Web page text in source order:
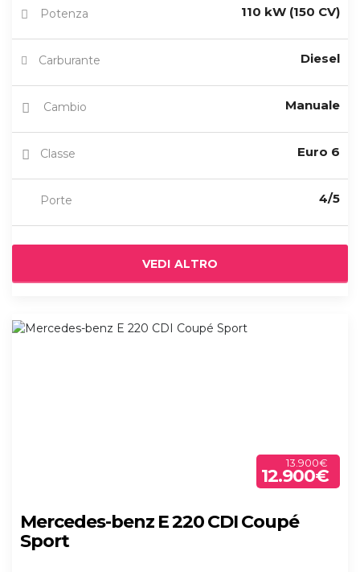
Potenza 110 kW (150 CV)
Carburante Diesel
Cambio Manuale
Classe Euro 6
Porte 4/5
VEDI ALTRO
13.900€
12.900€
Mercedes-benz E 220 CDI Coupé
Sport